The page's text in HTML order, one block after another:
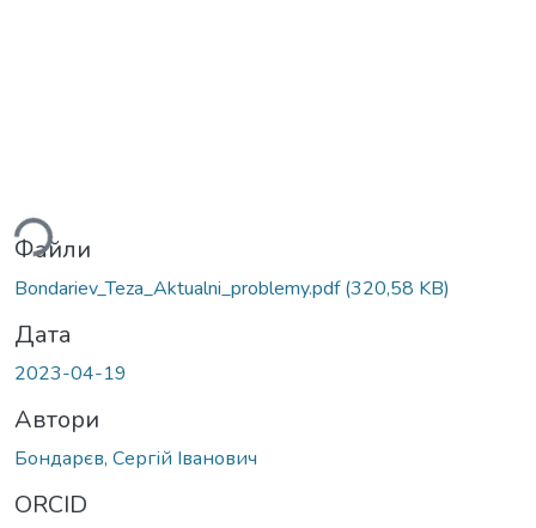
Файли
Bondariev_Teza_Aktualni_problemy.pdf(320,58 KB)
Дата
2023-04-19
Автори
Бондарєв, Сергій Іванович
ORCID